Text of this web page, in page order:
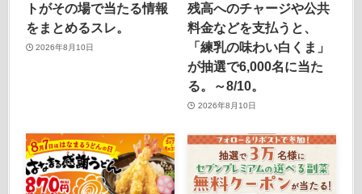
トがその場で当たる情報
をまとめるスレ。
2026年8月10日
残高へのチャージや公共
料金などを支払うと、
「練乳の味わい白くま」
が抽選で6,000名に当た
る。～8/10。
2026年8月10日